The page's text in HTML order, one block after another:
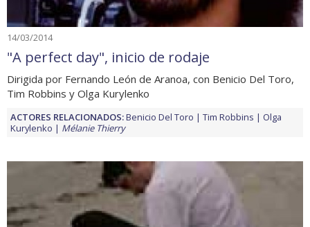
14/03/2014
"A perfect day", inicio de rodaje
Dirigida por Fernando León de Aranoa, con Benicio Del Toro,
Tim Robbins y Olga Kurylenko
ACTORES RELACIONADOS:Benicio Del Toro Tim Robbins
Olga
Kurylenko
Mélanie Thierry